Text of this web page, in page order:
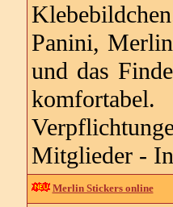
Panini,
und das
Mitglieder -
Merlin Stickers online